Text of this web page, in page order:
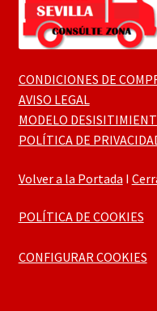
CONDICIONES DE
AVISO LEGAL
MODELO
POLÍTICA DE
Volver a la Portada I
POLÍTICA DE COOKIES
CONFIGURAR COOKIES